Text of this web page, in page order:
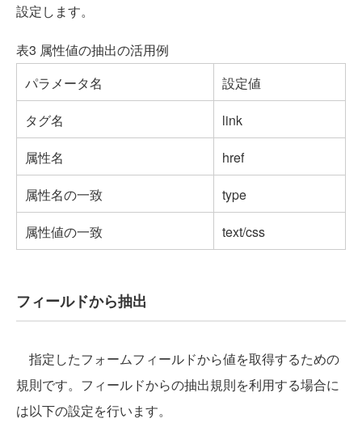
設定します。
表3 属性値の抽出の活用例
パラメータ名
設定値
タグ名
link
属性名
href
属性名の一致
type
属性値の一致
text/css
フィールドから抽出
指定したフォームフィールドから値を取得するための
規則です。フィールドからの抽出規則を利用する場合に
は以下の設定を行います。